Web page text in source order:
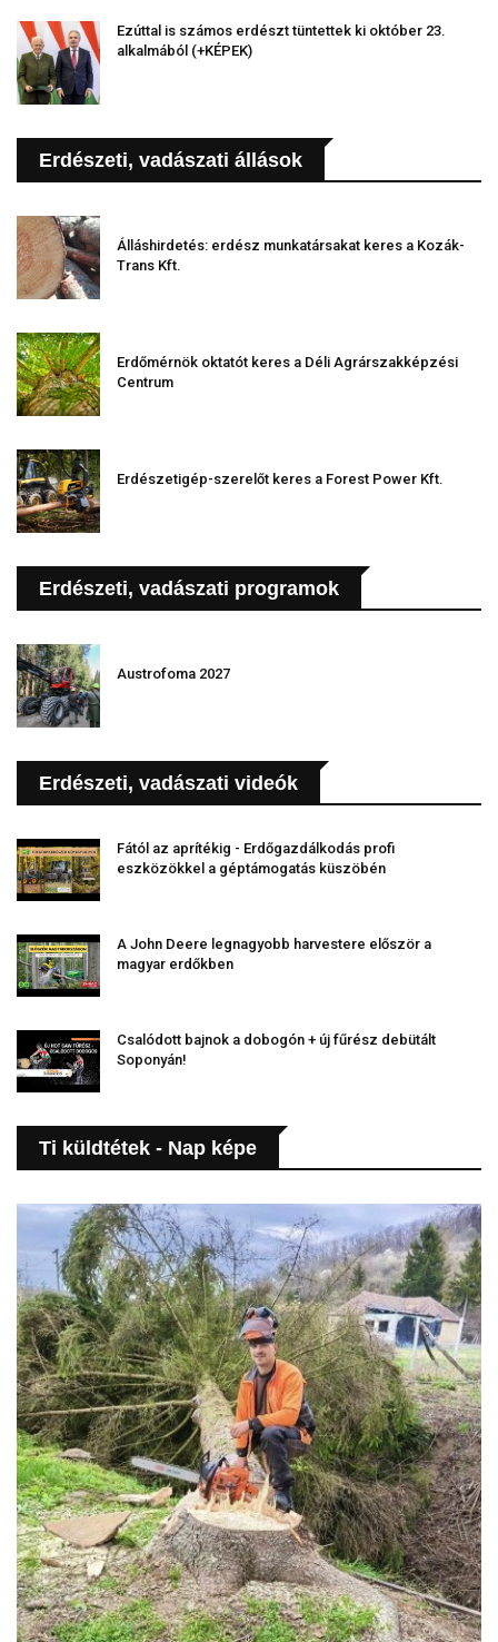
Ezúttal is számos erdészt tüntettek ki október 23.
alkalmából (+KÉPEK)
Erdészeti, vadászati állások
Álláshirdetés: erdész munkatársakat keres a Kozák-
Trans Kft.
Erdőmérnök oktatót keres a Déli Agrárszakképzési
Centrum
Erdészetigép-szerelőt keres a Forest Power Kft.
Erdészeti, vadászati programok
Austrofoma 2027
Erdészeti, vadászati videók
Fától az aprítékig - Erdőgazdálkodás profi
eszközökkel a géptámogatás küszöbén
A John Deere legnagyobb harvestere először a
magyar erdőkben
Csalódott bajnok a dobogón + új fűrész debütált
Soponyán!
Ti küldtétek - Nap képe